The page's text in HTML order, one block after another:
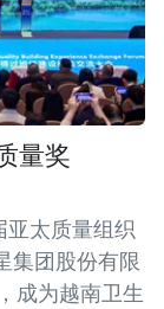
量奖
亚太质量组织
集团股份有限
成为越南卫生